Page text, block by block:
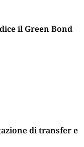
il Green Bond
di transfer e